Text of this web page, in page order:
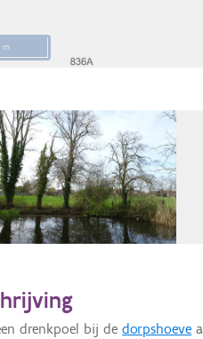
m
drenkpoel bij dedorpshoeve